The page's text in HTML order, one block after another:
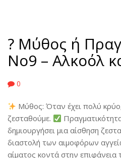
? Μύθος ή
No9 – Αλκοόλ
0
Μύθος: Όταν έχει πολύ
ζεσταθούμε.
δημιουργήσει μια αίσθηση
διαστολή των αιμοφόρων
αίματος κοντά στην